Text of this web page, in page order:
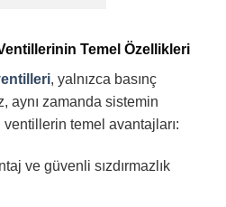
Temel Özellikleri
, yalnızca basınç
aynı zamanda sistemin
temel avantajları:
ve güvenli sızdırmazlık